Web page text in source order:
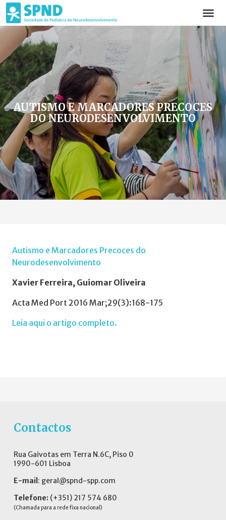
AUTISMO E MARCADORES PRECOCES
DO NEURODESENVOLVIMENTO
Autismo e Marcadores Precoces do
Neurodesenvolvimento
Xavier Ferreira, Guiomar Oliveira
Acta Med Port 2016 Mar;29(3):168-175
Leia aqui o artigo completo.
Contactos
Rua Gaivotas em Terra N.6C, Piso 0
1990-601 Lisboa
E-mail : geral@spnd-spp.com
Telefone: (+351) 217 574 680
(Chamada para a rede fixa nacional)